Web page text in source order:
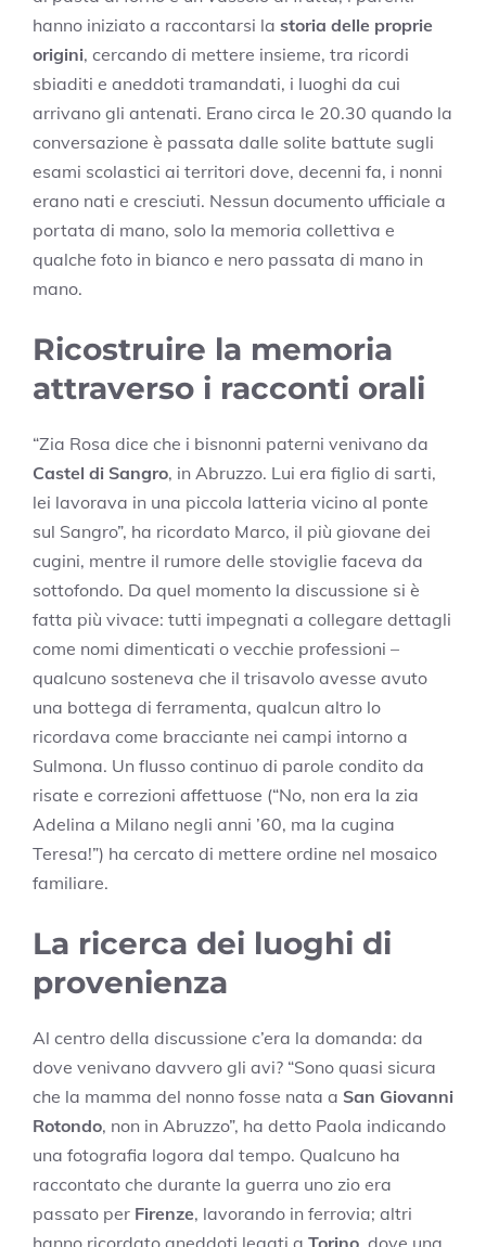
hanno iniziato a raccontarsi la storia delle proprie
origini, cercando di mettere insieme, tra ricordi
sbiaditi e aneddoti tramandati, i luoghi da cui
arrivano gli antenati. Erano circa le 20.30 quando la
conversazione è passata dalle solite battute sugli
esami scolastici ai territori dove, decenni fa, i nonni
erano nati e cresciuti. Nessun documento ufficiale a
portata di mano, solo la memoria collettiva e
qualche foto in bianco e nero passata di mano in
mano.
Ricostruire la memoria
attraverso i racconti orali
“Zia Rosa dice che i bisnonni paterni venivano da
Castel di Sangro, in Abruzzo. Lui era figlio di sarti,
lei lavorava in una piccola latteria vicino al ponte
sul Sangro”, ha ricordato Marco, il più giovane dei
cugini, mentre il rumore delle stoviglie faceva da
sottofondo. Da quel momento la discussione si è
fatta più vivace: tutti impegnati a collegare dettagli
come nomi dimenticati o vecchie professioni –
qualcuno sosteneva che il trisavolo avesse avuto
una bottega di ferramenta, qualcun altro lo
ricordava come bracciante nei campi intorno a
Sulmona. Un flusso continuo di parole condito da
risate e correzioni affettuose (“No, non era la zia
Adelina a Milano negli anni ’60, ma la cugina
Teresa!”) ha cercato di mettere ordine nel mosaico
familiare.
La ricerca dei luoghi di
provenienza
Al centro della discussione c’era la domanda: da
dove venivano davvero gli avi? “Sono quasi sicura
che la mamma del nonno fosse nata a San Giovanni
Rotondo, non in Abruzzo”, ha detto Paola indicando
una fotografia logora dal tempo. Qualcuno ha
raccontato che durante la guerra uno zio era
passato per Firenze, lavorando in ferrovia; altri